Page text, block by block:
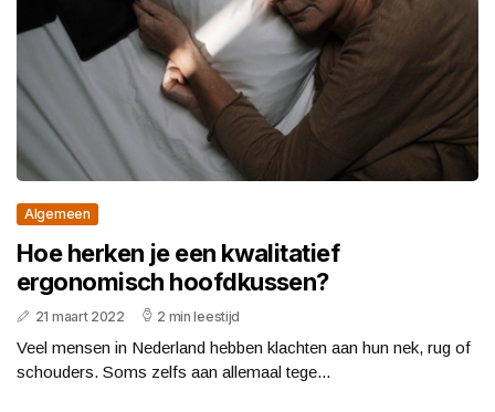
Algemeen
Hoe herken je een kwalitatief
ergonomisch hoofdkussen?
21 maart 2022 2 min leestijd
Veel mensen in Nederland hebben klachten aan hun nek, rug of
schouders. Soms zelfs aan allemaal tege...